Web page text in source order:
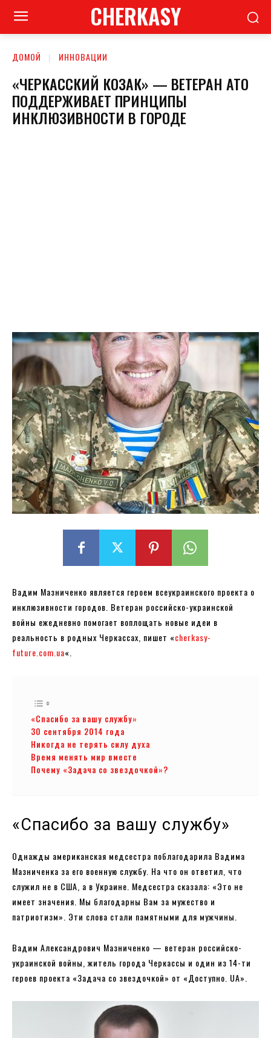
CHERKASY
ДОМОЙ ИННОВАЦИИ
«ЧЕРКАССКИЙ КОЗАК» — ВЕТЕРАН АТО
ПОДДЕРЖИВАЕТ ПРИНЦИПЫ
ИНКЛЮЗИВНОСТИ В ГОРОДЕ
Вадим Мазниченко является героем всеукраинского проекта о
инклюзивности городов. Ветеран российско-украинской
войны ежедневно помогает воплощать новые идеи в
реальность в родных Черкассах, пишет «cherkasy-
future.com.ua«.
«Спасибо за вашу службу»
30 сентября 2014 года
Никогда не терять силу духа
Время менять мир вместе
Почему «Задача со звездочкой»?
«Спасибо за вашу службу»
Однажды американская медсестра поблагодарила Вадима
Мазниченка за его военную службу. На что он ответил, что
служил не в США, а в Украине. Медсестра сказала: «Это не
имеет значения. Мы благодарны Вам за мужество и
патриотизм». Эти слова стали памятными для мужчины.
Вадим Александрович Мазниченко — ветеран российско-
украинской войны, житель города Черкассы и один из 14-ти
героев проекта «Задача со звездочкой» от «Доступно. UA».